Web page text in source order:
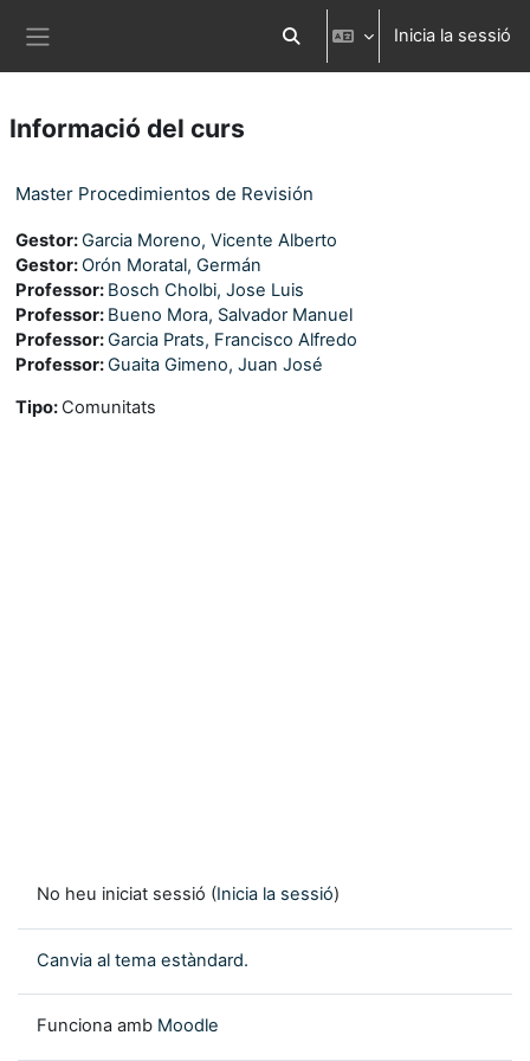
Commuta l'entrada de la cerca
Inicia la sessió
Informació del curs
Master Procedimientos de Revisión
Gestor:Garcia Moreno, Vicente Alberto
Gestor:Orón Moratal, Germán
Professor: Bosch Cholbi, Jose Luis
Professor: Bueno Mora, Salvador Manuel
Professor:Garcia Prats, Francisco Alfredo
Professor:Guaita Gimeno, Juan José
Tipo: Comunitats
No heu iniciat sessió (Inicia la sessió)
Canvia al tema estàndard.
Funciona amb Moodle